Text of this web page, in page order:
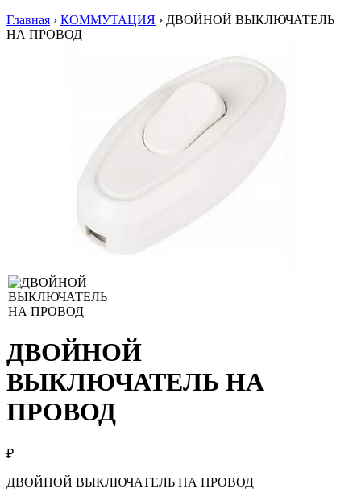
Главная › КОММУТАЦИЯ › ДВОЙНОЙ ВЫКЛЮЧАТЕЛЬ
НА ПРОВОД
ДВОЙНОЙ
ВЫКЛЮЧАТЕЛЬ НА
ПРОВОД
₽
ДВОЙНОЙ ВЫКЛЮЧАТЕЛЬ НА ПРОВОД